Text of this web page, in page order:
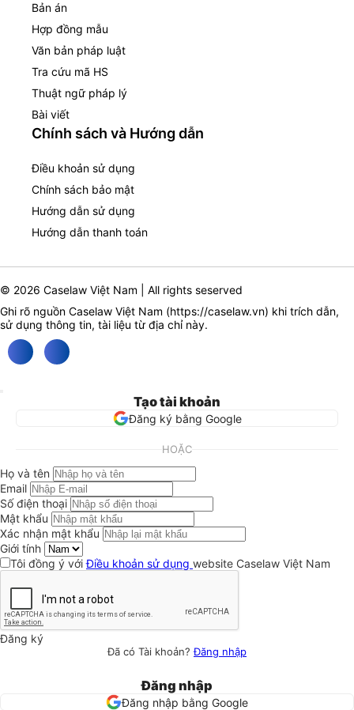
Bản án
Hợp đồng mẫu
Văn bản pháp luật
Tra cứu mã HS
Thuật ngữ pháp lý
Bài viết
Chính sách và Hướng dẫn
Điều khoản sử dụng
Chính sách bảo mật
Hướng dẫn sử dụng
Hướng dẫn thanh toán
© 2026 Caselaw Việt Nam | All rights seserved
Ghi rõ nguồn Caselaw Việt Nam (https://caselaw.vn) khi trích dẫn,
sử dụng thông tin, tài liệu từ địa chỉ này.
Tạo tài khoản
Đăng ký bằng Google
HOẶC
Họ và tên
Email
Số điện thoại
Mật khẩu
Xác nhận mật khẩu
Giới tính
Tôi đồng ý vớiĐiều khoản sử dụng website Caselaw Việt Nam
Đăng ký
Đã có Tài khoản?Đăng nhập
Đăng nhập
Đăng nhập bằng Google